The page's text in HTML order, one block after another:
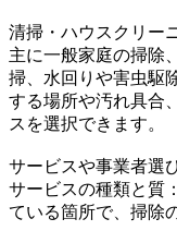
清掃・ハウスクリー
主に一般家庭の掃除
掃、水回りや害虫駆
する場所や汚れ具合
スを選択できます。
サービスや事業者選
サービスの種類と質
ている箇所で、掃除